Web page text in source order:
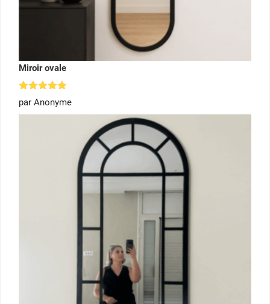
Miroir ovale
Note
sur 5
par Anonyme